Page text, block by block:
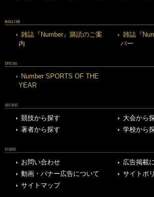
MAGAZINE
雑誌『Number』購読のご案
内
雑誌『
バー
SPECIAL
Number SPORTS OF THE
YEAR
ARCHIVE
競技から探す
大会から
著者から探す
学校から
OTHERS
お問い合わせ
広告掲載
動画・バナー広告について
サイトポ
サイトマップ